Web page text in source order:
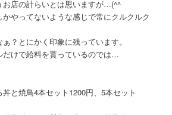
店の計らいとは思いますが…(^^ゞ
やってないような感じで常にクルクルク
？とにかく印象に残っています。
だけで給料を貰っているのでは…
と焼鳥4本セット1200円、5本セット